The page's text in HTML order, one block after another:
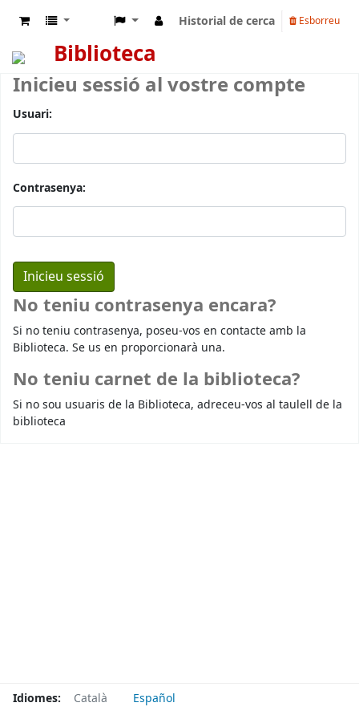
Historial de cerca Esborreu
Biblioteca
Inicieu sessió al vostre compte
Usuari:
Contrasenya:
No teniu contrasenya encara?
Si no teniu contrasenya, poseu-vos en contacte amb la
Biblioteca. Se us en proporcionarà una.
No teniu carnet de la biblioteca?
Si no sou usuaris de la Biblioteca, adreceu-vos al taulell de la
biblioteca
Idiomes: Català Español